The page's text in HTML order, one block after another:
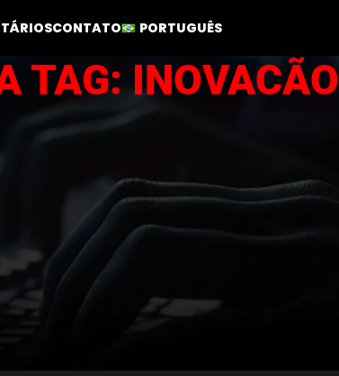
CONTATO PORTUGUÊS
TAG: INOVACÃO